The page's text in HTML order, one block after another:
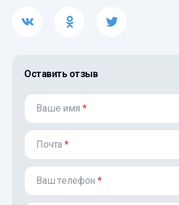
Оставить отзыв
Ваше имя *
Почта*
Ваш телефон*